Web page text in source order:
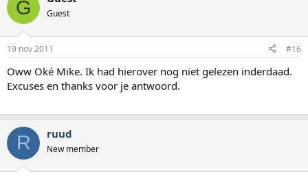
G Guest
19 nov 2011 #16
Oww Oké Mike. Ik had hierover nog niet gelezen inderdaad.
Excuses en thanks voor je antwoord.
R ruud
New member